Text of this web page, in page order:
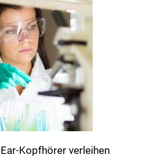
Kopfhörer verleihen